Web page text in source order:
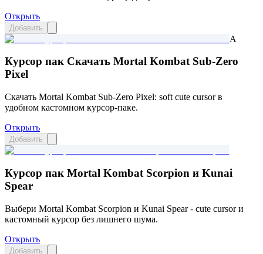
Открыть
Добавить
A
Курсор пак Скачать Mortal Kombat Sub-Zero
Pixel
Скачать Mortal Kombat Sub-Zero Pixel: soft cute cursor в
удобном кастомном курсор-паке.
Открыть
Добавить
Курсор пак Mortal Kombat Scorpion и Kunai
Spear
Выбери Mortal Kombat Scorpion и Kunai Spear - cute cursor и
кастомный курсор без лишнего шума.
Открыть
Добавить